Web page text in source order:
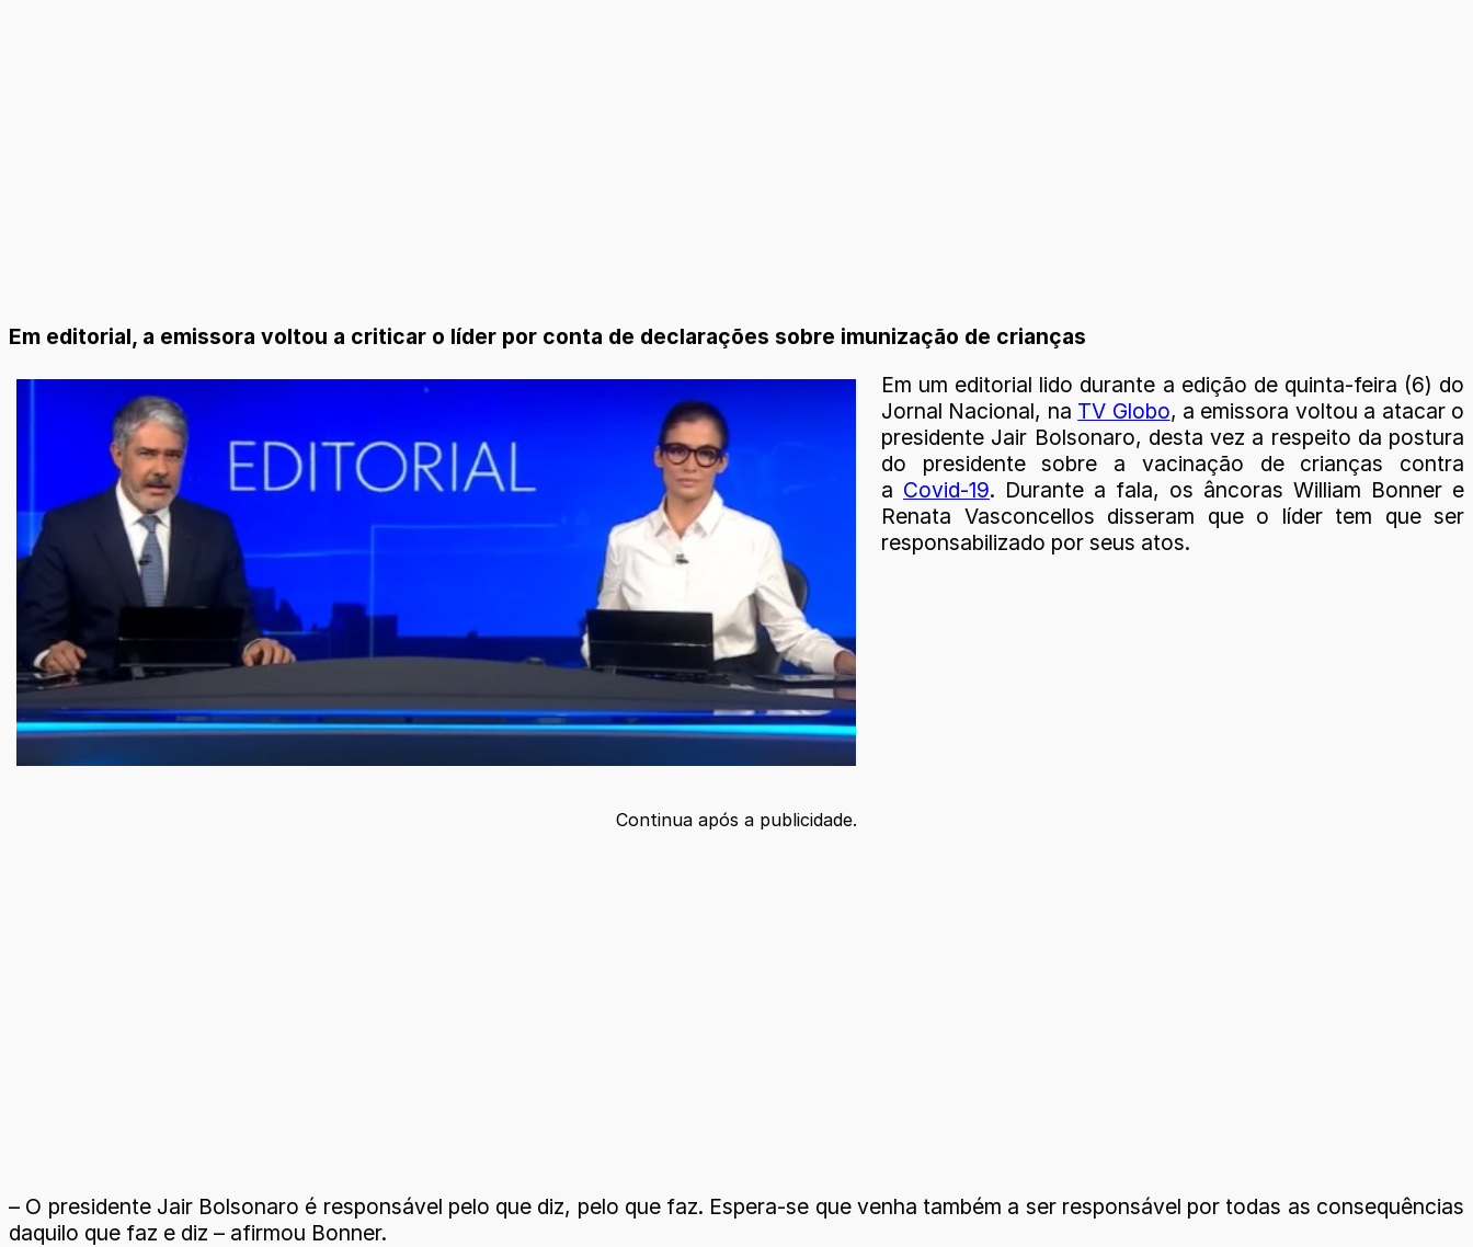
Em editorial, a emissora voltou a criticar o líder por conta de declarações sobre imunização de crianças
Em um editorial lido durante a edição de quinta-feira (6) do
Jornal Nacional, na TV Globo, a emissora voltou a atacar o
presidente Jair Bolsonaro, desta vez a respeito da postura
do presidente sobre a vacinação de crianças contra
a Covid-19. Durante a fala, os âncoras William Bonner e
Renata Vasconcellos disseram que o líder tem que ser
responsabilizado por seus atos.
Continua após a publicidade.
– O presidente Jair Bolsonaro é responsável pelo que diz, pelo que faz. Espera-se que venha também a ser responsável por todas as consequências
daquilo que faz e diz – afirmou Bonner.